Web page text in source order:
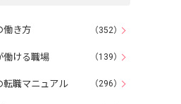
働き方 （352）
働ける職場 （139）
転職マニュアル （296）